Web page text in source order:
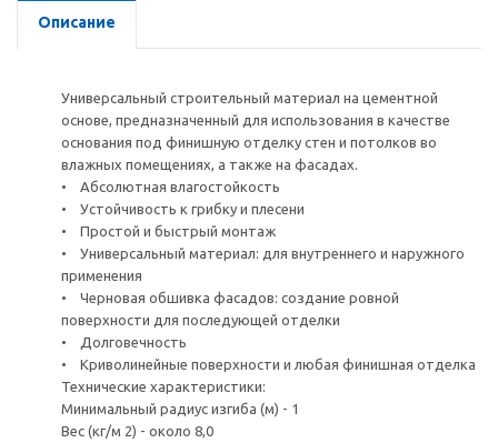
Описание
Универсальный строительный материал на цементной
основе, предназначенный для использования в качестве
основания под финишную отделку стен и потолков во
влажных помещениях, а также на фасадах.
• Абсолютная влагостойкость
• Устойчивость к грибку и плесени
• Простой и быстрый монтаж
• Универсальный материал: для внутреннего и наружного
применения
• Черновая обшивка фасадов: создание ровной
поверхности для последующей отделки
• Долговечность
• Криволинейные поверхности и любая финишная отделка
Технические характеристики:
Минимальный радиус изгиба (м) - 1
Вес (кг/м 2) - около 8,0